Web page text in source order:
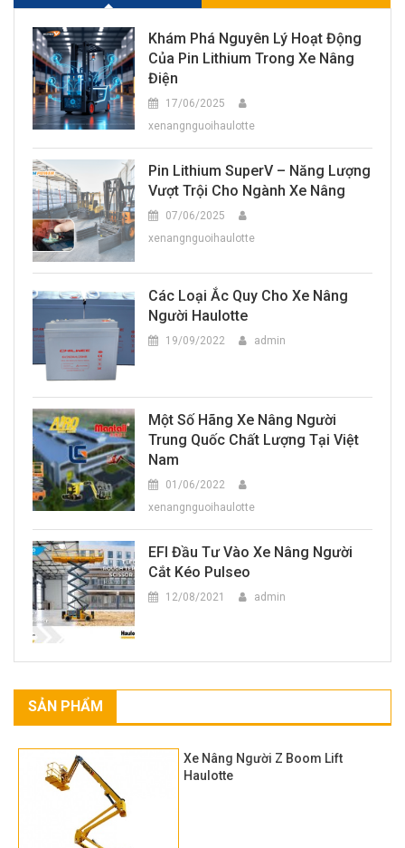
Khám Phá Nguyên Lý Hoạt Động
Của Pin Lithium Trong Xe Nâng
Điện
17/06/2025
xenangnguoihaulotte
Pin Lithium SuperV – Năng Lượng
Vượt Trội Cho Ngành Xe Nâng
07/06/2025
xenangnguoihaulotte
Các Loại Ắc Quy Cho Xe Nâng
Người Haulotte
19/09/2022 admin
Một Số Hãng Xe Nâng Người
Trung Quốc Chất Lượng Tại Việt
Nam
01/06/2022
xenangnguoihaulotte
EFI Đầu Tư Vào Xe Nâng Người
Cắt Kéo Pulseo
12/08/2021 admin
SẢN PHẨM
Xe Nâng Người Z Boom Lift
Haulotte